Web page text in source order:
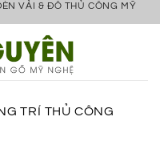
VẢI & ĐỒ THỦ CÔNG MỸ
TRÍ THỦ CÔNG